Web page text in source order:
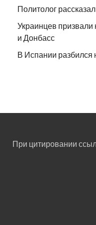
Политолог
Украинцев призвали
и Донбасс
В Испании
При цитировании